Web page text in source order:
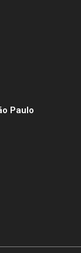
Paulo